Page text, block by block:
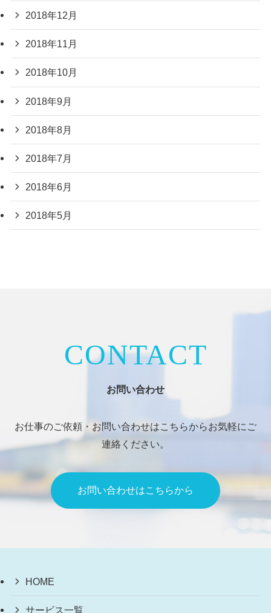
2018年12月
2018年11月
2018年10月
2018年9月
2018年8月
2018年7月
2018年6月
2018年5月
CONTACT
お問い合わせ
お仕事のご依頼・お問い合わせはこちらからお気軽にご
連絡ください。
お問い合わせはこちらから
HOME
サービス一覧